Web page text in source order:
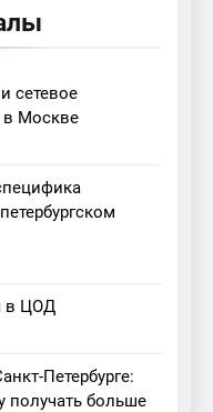
сетевое
в Москве
в ЦОД
Петербурге:
получать больше